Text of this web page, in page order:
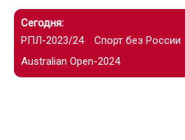
Сегодня:
РПЛ-2023/24
Спорт без России
Australian Open-2024